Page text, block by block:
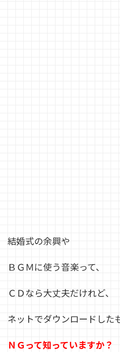
結婚式の余興や
ＢＧＭに使う音楽って、
ＣＤなら大丈夫だけれど、
ネットでダウンロードした
ＮＧって知っていますか？